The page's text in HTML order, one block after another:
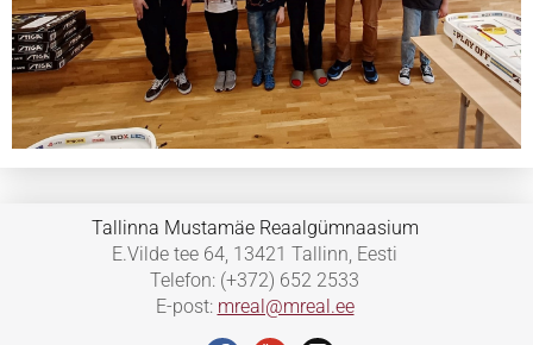
Tallinna Mustamäe Reaalgümnaasium
E.Vilde tee 64, 13421 Tallinn, Eesti
Telefon: (+372) 652 2533
E-post: mreal@mreal.ee